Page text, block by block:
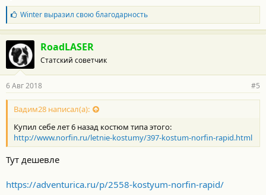
Б
л
а
г
о
д
а
н
о
с
и
:
Winterвыразил свою благодарность
RoadLASER
Статский советчик
6 Авг 2018 #5
Вадим28 написал(а):
Купил себе лет 6 назад костюм типа этого:
http://www.norfin.ru/letnie-kostumy/397-kostum-norfin-rapid.html
Тут дешевле
https://adventurica.ru/p/2558-kostyum-norfin-rapid/